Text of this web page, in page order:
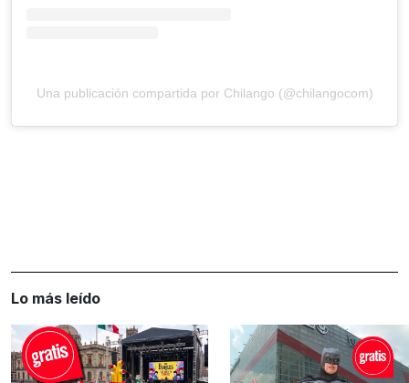
Una publicación compartida por Chilango (@chilangocom)
Lo más leído